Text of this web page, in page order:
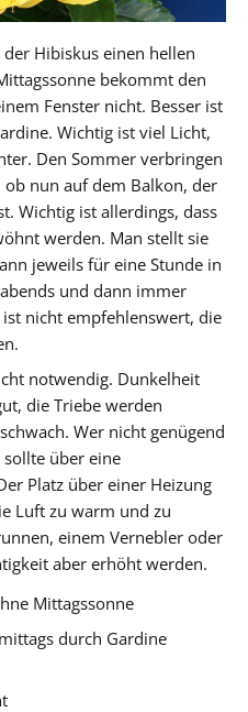
Hibiskus einen hellen
bekommt den
Fenster nicht. Besser ist
Wichtig ist viel Licht,
Den Sommer verbringen
ob nun auf dem Balkon, der
Wichtig ist allerdings, dass
werden. Man stellt sie
jeweils für eine Stunde in
und dann immer
nicht empfehlenswert, die
notwendig. Dunkelheit
die Triebe werden
Wer nicht genügend
über eine
Platz über einer Heizung
Luft zu warm und zu
einem Vernebler oder
aber erhöht werden.
Mittagssonne
durch Gardine